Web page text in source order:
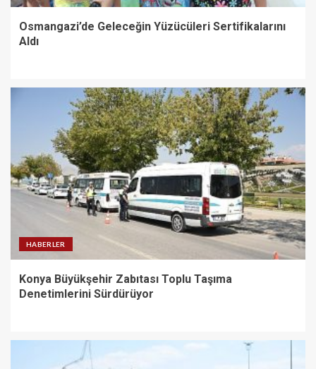
Osmangazi’de Geleceğin Yüzücüleri Sertifikalarını
Aldı
HABERLER
Konya Büyükşehir Zabıtası Toplu Taşıma
Denetimlerini Sürdürüyor